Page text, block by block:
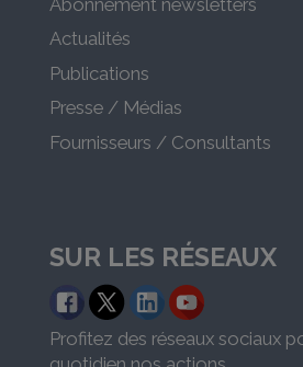
Actualités
Publications
Presse / Médias
Fournisseurs / Consultants
SUR LES RÉSEAUX
Profitez des réseaux sociaux